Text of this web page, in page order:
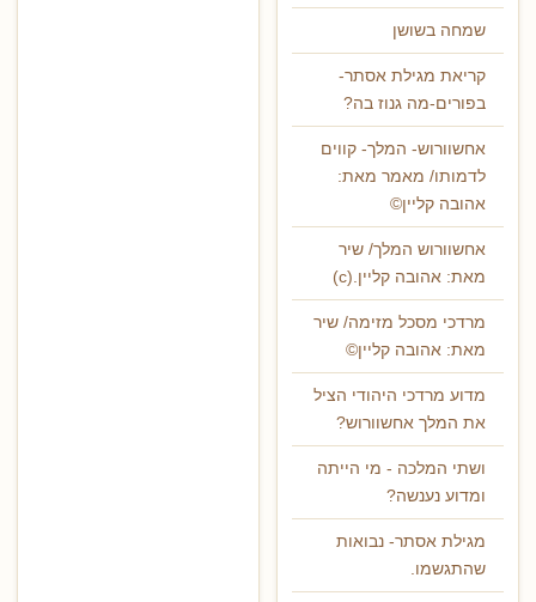
שמחה בשושן
קריאת מגילת אסתר-
בפורים-מה גנוז בה?
אחשוורוש- המלך- קווים
לדמותו/ מאמר מאת:
אהובה קליין©
אחשוורוש המלך/ שיר
מאת: אהובה קליין.(c)
מרדכי מסכל מזימה/ שיר
מאת: אהובה קליין©
מדוע מרדכי היהודי הציל
את המלך אחשוורוש?
ושתי המלכה - מי הייתה
ומדוע נענשה?
מגילת אסתר- נבואות
שהתגשמו.